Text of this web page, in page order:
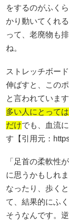
をするのがふく
かり動いてくれ
って、老廃物も
ね。
ストレッチボー
伸ばすと、この
と言われています
多い人にとって
だけでも、血流
す【引用元：
「足首の柔軟性
に思うかもしれ
なったり、歩く
て、結果的にふ
そうなんです。